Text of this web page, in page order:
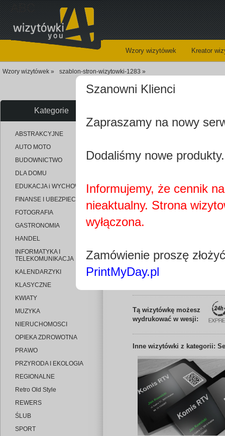
Wzory wizytówek Kreator
Wzory wizytówek » szablon-stron-wizytowki-1283 »
Kategorie
ABSTRAKCYJNE
AUTO MOTO
BUDOWNICTWO
DLA DOMU
EDUKACJA i WYCHOWANIE
FINANSE I UBEZPIECZENIA
FOTOGRAFIA
GASTRONOMIA
HANDEL
INFORMATYKA I
TELEKOMUNIKACJA
KALENDARZYKI
KLASYCZNE
KWIATY
MUZYKA
NIERUCHOMOSCI
OPIEKA ZDROWOTNA
PRAWO
PRZYRODA I EKOLOGIA
REGIONALNE
Retro Old Style
REWERS
ŚLUB
SPORT
ABC
Edytuj
Tą wizytówkę możesz
wydrukować w wesji:
Inne wizytówki z kategorii:
Szanowni Klienci
Zapraszamy na nowy
Dodaliśmy nowe
Informujemy, że cennik
nieaktualny. Strona
wyłączona.
Zamówienie proszę
PrintMyDay.pl